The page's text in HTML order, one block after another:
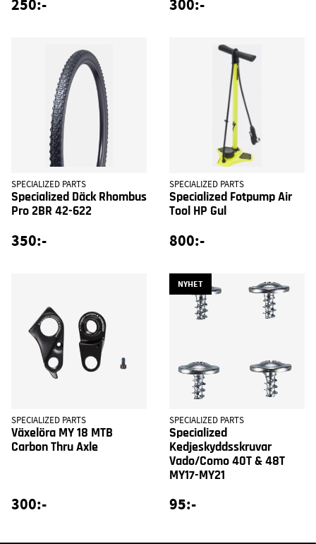
250:- 300:-
SPECIALIZED PARTS
Specialized Däck Rhombus
Pro 2BR 42-622
350:-
SPECIALIZED PARTS
Specialized Fotpump Air
Tool HP Gul
800:-
SPECIALIZED PARTS
Växelöra MY 18 MTB
Carbon Thru Axle
300:-
NYHET
SPECIALIZED PARTS
Specialized
Kedjeskyddsskruvar
Vado/Como 40T & 48T
MY17-MY21
95:-